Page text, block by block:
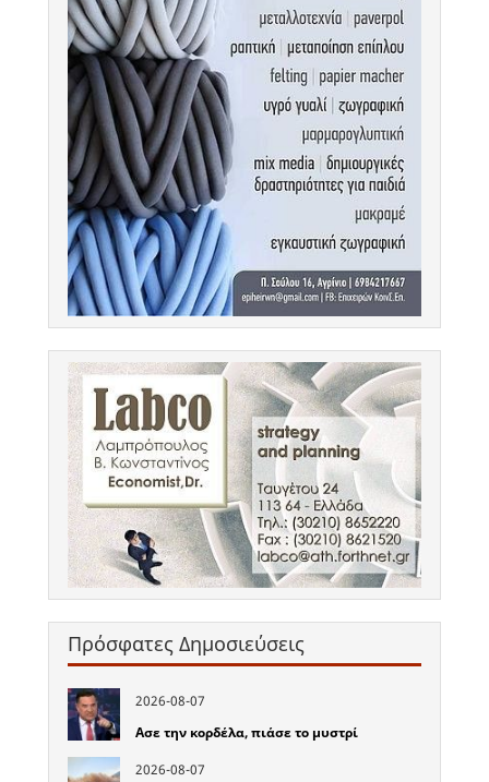
Πρόσφατες Δημοσιεύσεις
2026-08-07
Ασε την κορδέλα, πιάσε το μυστρί
2026-08-07